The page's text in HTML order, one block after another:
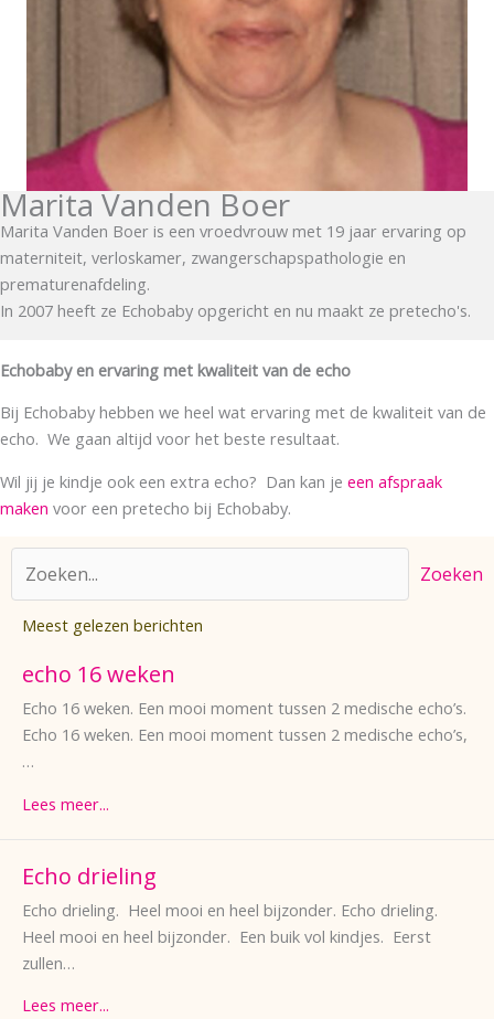
Marita Vanden Boer
Marita Vanden Boer is een vroedvrouw met 19 jaar ervaring op
materniteit, verloskamer, zwangerschapspathologie en
prematurenafdeling.
In 2007 heeft ze Echobaby opgericht en nu maakt ze pretecho's.
Echobaby en ervaring met kwaliteit van de echo
Bij Echobaby hebben we heel wat ervaring met de kwaliteit van de
echo. We gaan altijd voor het beste resultaat.
Wil jij je kindje ook een extra echo? Dan kan je een afspraak
maken voor een pretecho bij Echobaby.
Zoeken
Meest gelezen berichten
echo 16 weken
Echo 16 weken. Een mooi moment tussen 2 medische echo’s.
Echo 16 weken. Een mooi moment tussen 2 medische echo’s,
…
Lees meer...
Echo drieling
Echo drieling. Heel mooi en heel bijzonder. Echo drieling.
Heel mooi en heel bijzonder. Een buik vol kindjes. Eerst
zullen…
Lees meer...